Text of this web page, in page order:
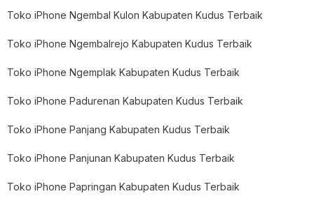
Toko iPhone Ngembal Kulon Kabupaten Kudus Terbaik
Toko iPhone Ngembalrejo Kabupaten Kudus Terbaik
Toko iPhone Ngemplak Kabupaten Kudus Terbaik
Toko iPhone Padurenan Kabupaten Kudus Terbaik
Toko iPhone Panjang Kabupaten Kudus Terbaik
Toko iPhone Panjunan Kabupaten Kudus Terbaik
Toko iPhone Papringan Kabupaten Kudus Terbaik